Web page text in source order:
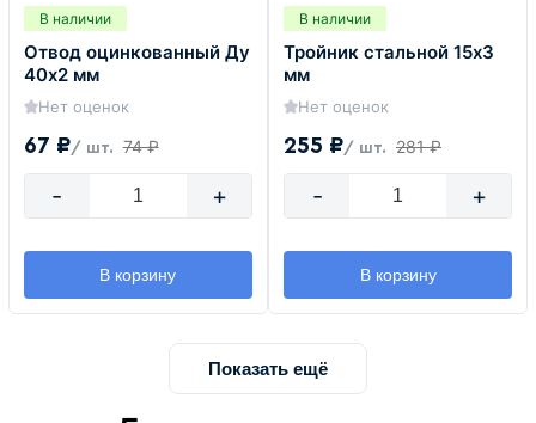
В наличии
Отвод оцинкованный Ду
40х2 мм
Нет оценок
67 ₽/ шт. 74 ₽
- +
В корзину
В наличии
Тройник стальной 15х3
мм
Нет оценок
255 ₽/ шт. 281 ₽
- +
В корзину
Показать ещё